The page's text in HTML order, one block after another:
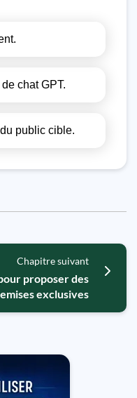
chat GPT.
public cible.
Chapitre suivant
proposer des
exclusives